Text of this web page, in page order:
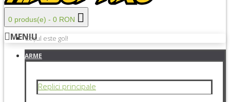
0 produs(e) - 0 RON
Coșul este gol!
MENIU
ARME
Replici principale